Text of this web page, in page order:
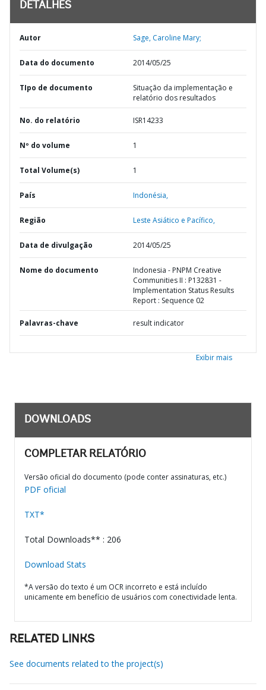
DETALHES
Autor Sage, Caroline Mary;
Data do documento 2014/05/25
TIpo de documento
Situação da implementação e
relatório dos resultados
No. do relatório ISR14233
Nº do volume 1
Total Volume(s) 1
País Indonésia,
Região Leste Asiático e Pacífico,
Data de divulgação 2014/05/25
Nome do documento
Indonesia - PNPM Creative
Communities II : P132831 -
Implementation Status Results
Report : Sequence 02
Palavras-chave result indicator
Exibir mais
DOWNLOADS
COMPLETAR RELATÓRIO
Versão oficial do documento (pode conter assinaturas, etc.)
PDF oficial
TXT*
Total Downloads** : 206
Download Stats
*A versão do texto é um OCR incorreto e está incluído
unicamente em benefício de usuários com conectividade lenta.
RELATED LINKS
See documents related to the project(s)